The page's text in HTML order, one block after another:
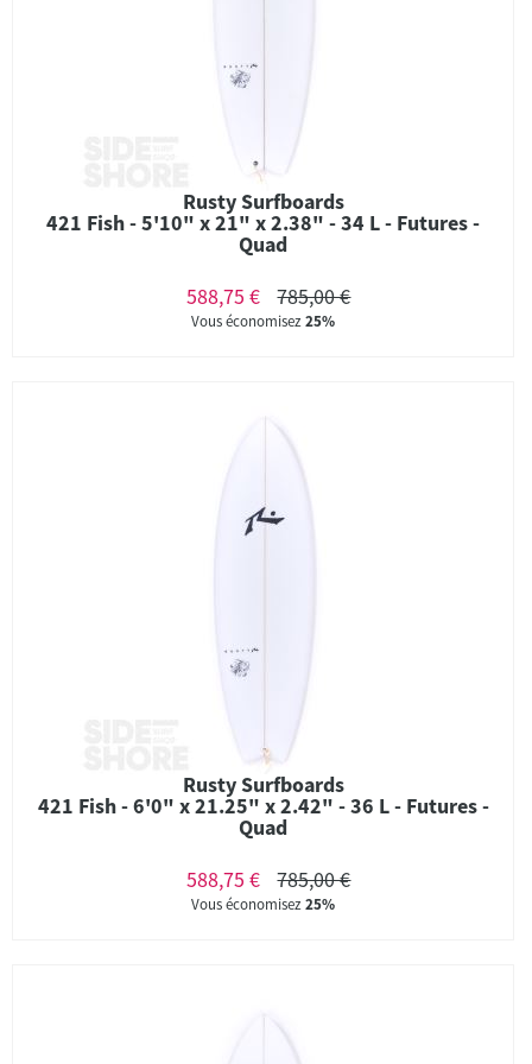
Rusty Surfboards
421 Fish - 5'10" x 21" x 2.38" - 34 L - Futures -
Quad
588,75 €
785,00 €
Vous économisez25%
Rusty Surfboards
421 Fish - 6'0" x 21.25" x 2.42" - 36 L - Futures -
Quad
588,75 €
785,00 €
Vous économisez25%